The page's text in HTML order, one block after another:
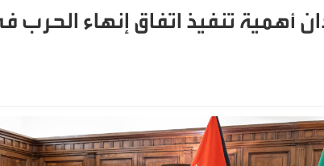
أهمية تنفيذ اتفاق إنهاء الحرب